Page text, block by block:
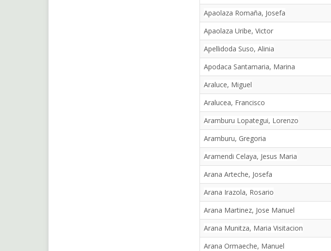
Apaolaza Romaña, Josefa
Apaolaza Uribe, Victor
Apellidoda Suso, Alinia
Apodaca Santamaria, Marina
Araluce, Miguel
Aralucea, Francisco
Aramburu Lopategui, Lorenzo
Aramburu, Gregoria
Aramendi Celaya, Jesus Maria
Arana Arteche, Josefa
Arana Irazola, Rosario
Arana Martinez, Jose Manuel
Arana Munitza, Maria Visitacion
Arana Ormaeche, Manuel